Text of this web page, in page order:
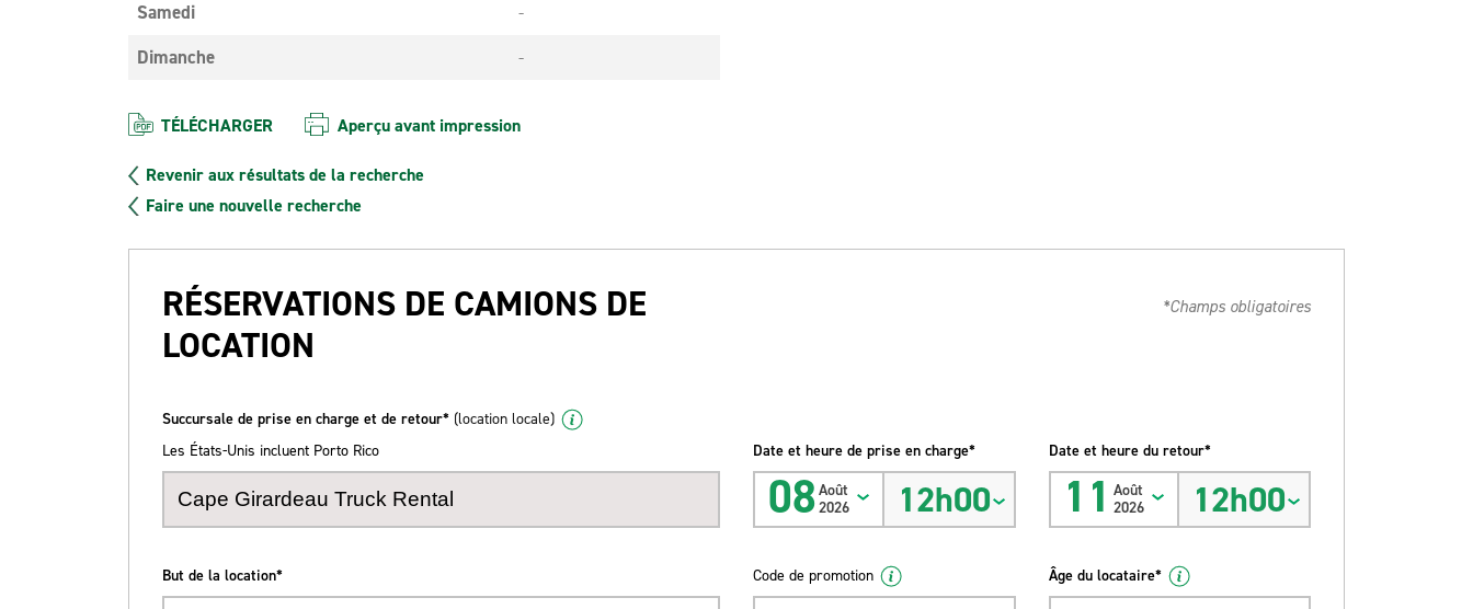
Samedi
-
Dimanche
-
TÉLÉCHARGER Aperçu avant impression
Revenir aux résultats de la recherche
Faire une nouvelle recherche
RÉSERVATIONS DE CAMIONS DE
LOCATION
*Champs obligatoires
Succursale de prise en charge et de retour* (location locale)
Les États-Unis incluent Porto Rico
Date et heure de prise en charge*
08Août
2026
12h00
Date et heure du retour*
11 Août
2026
12h00
But de la location* Code de promotion Âge du locataire*